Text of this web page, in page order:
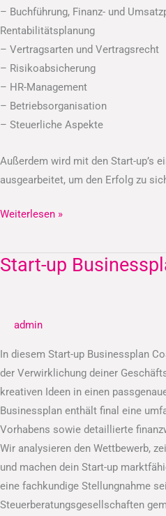
– Buchführung, Finanz- und
Rentabilitätsplanung
– Vertragsarten und Vertragsrecht
– Risikoabsicherung
– HR-Management
– Betriebsorganisation
– Steuerliche Aspekte
Außerdem wird mit den Start-up’s
ausgearbeitet, um den Erfolg zu
Weiterlesen »
Start-up
admin
In diesem Start-up Businessplan
der Verwirklichung deiner
kreativen Ideen in einen
Businessplan enthält final eine
Vorhabens sowie detaillierte
Wir analysieren den Wettbewerb,
und machen dein Start-up
eine fachkundige Stellungnahme
Steuerberatungsgesellschaften
Start-